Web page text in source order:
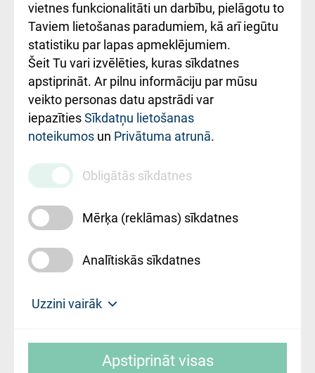
Rēķinu apmaksas
ceļvedis
Rekvizīti un
ārstniecības
iestādes kods
010000234
Maksas
pakalpojumu
cenrādis
vietnes funkcionalitāti un darbību, pielāgotu to
Taviem lietošanas paradumiem, kā arī iegūtu
statistiku par lapas apmeklējumiem.
Šeit Tu vari izvēlēties, kuras sīkdatnes
apstiprināt. Ar pilnu informāciju par mūsu
veikto personas datu apstrādi var
iepazītiesSīkdatņu lietošanas
noteikumos un Privātuma atrunā.
Obligātās sīkdatnes
Mērķa (reklāmas) sīkdatnes
Analītiskās sīkdatnes
Uzzini vairāk
slimnīca, turpmāk – Pārzinis, sīkdatņu
Apstiprināt visas